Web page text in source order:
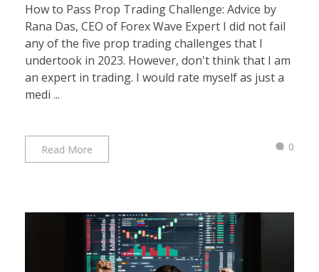
How to Pass Prop Trading Challenge: Advice by
Rana Das, CEO of Forex Wave Expert I did not fail
any of the five prop trading challenges that I
undertook in 2023. However, don't think that I am
an expert in trading. I would rate myself as just a
medi ...
Read More 0